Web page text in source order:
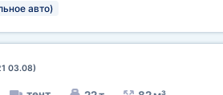
авто)
03.08)